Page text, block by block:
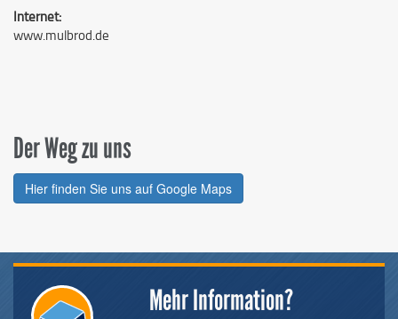
Internet:
www.mulbrod.de
Der Weg zu uns
Hier finden Sie uns auf Google Maps
Mehr Information?